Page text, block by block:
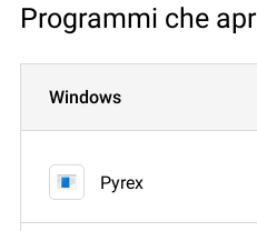
Programmi che
Windows
Pyrex